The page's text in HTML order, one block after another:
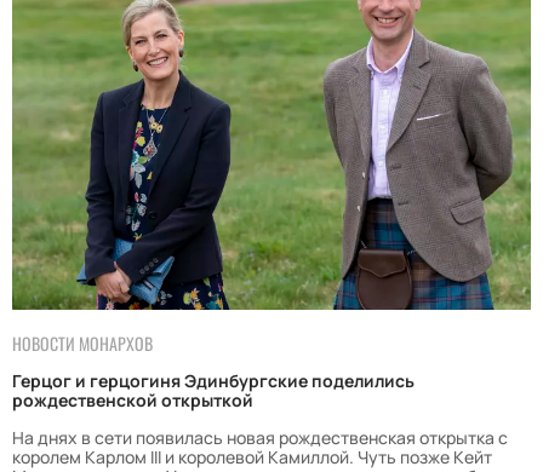
НОВОСТИ МОНАРХОВ
Герцог и герцогиня Эдинбургские поделились
рождественской открыткой
На днях в сети появилась новая рождественская открытка с
королем Карлом III и королевой Камиллой. Чуть позже Кейт